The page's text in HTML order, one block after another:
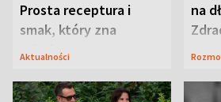
Prosta receptura i
smak, który zna
Lubelszczyzna
Aktualności
na